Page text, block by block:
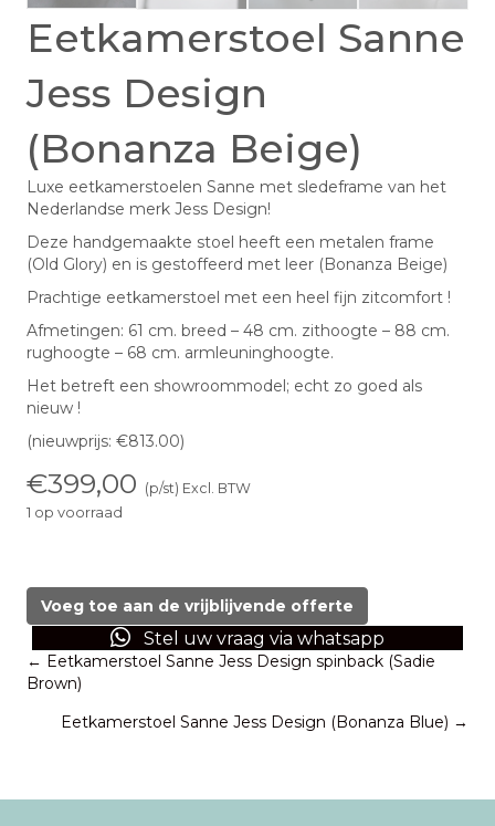
Eetkamerstoel Sanne
Jess Design
(Bonanza Beige)
Luxe eetkamerstoelen Sanne met sledeframe van het
Nederlandse merk Jess Design!
Deze handgemaakte stoel heeft een metalen frame
(Old Glory) en is gestoffeerd met leer (Bonanza Beige)
Prachtige eetkamerstoel met een heel fijn zitcomfort !
Afmetingen: 61 cm. breed – 48 cm. zithoogte – 88 cm.
rughoogte – 68 cm. armleuninghoogte.
Het betreft een showroommodel; echt zo goed als
nieuw !
(nieuwprijs: €813.00)
€399,00 (p/st) Excl. BTW
1 op voorraad
Jess
Design
Beige)
aantal
Voeg toe aan de vrijblijvende offerte
Stel uw vraag via whatsapp
Posts
navigation
← Eetkamerstoel Sanne Jess Design spinback (Sadie
Brown)
Eetkamerstoel Sanne Jess Design (Bonanza Blue) →